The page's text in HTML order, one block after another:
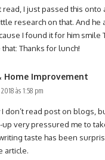
read, I just passed this onto
research on that. And he
I found it for him smile
Thanks for lunch!
Home Improvement
às 1:58 pm
don’t read post on blogs,
up very pressured me to
taste has been
article.